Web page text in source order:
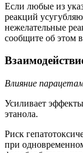
Если любые из
реакций
нежелательные
сообщите об этом
Влияние
Усиливает
этанола.
Риск
при